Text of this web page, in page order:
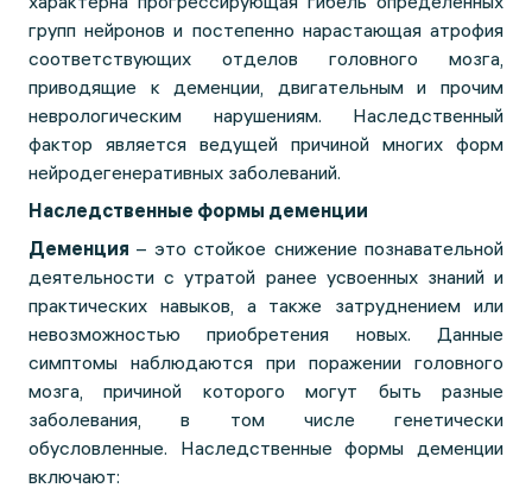
групп нейронов и постепенно нарастающая атрофия
соответствующих отделов головного мозга,
приводящие к деменции, двигательным и прочим
неврологическим нарушениям. Наследственный
фактор является ведущей причиной многих форм
нейродегенеративных заболеваний.
Наследственные формы деменции
Деменция – это стойкое снижение познавательной
деятельности с утратой ранее усвоенных знаний и
практических навыков, а также затруднением или
невозможностью приобретения новых. Данные
симптомы наблюдаются при поражении головного
мозга, причиной которого могут быть разные
заболевания, в том числе генетически
обусловленные. Наследственные формы деменции
включают: